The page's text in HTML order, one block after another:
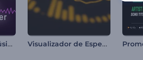
Visualizador de Música Cyber Beats Visualizador de Espectro de Batidas Eletrônicas